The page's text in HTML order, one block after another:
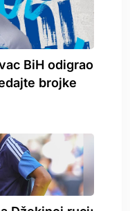
BiH odigrao
brojke